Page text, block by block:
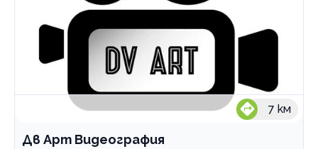
7 км
Дв Арт Видеография